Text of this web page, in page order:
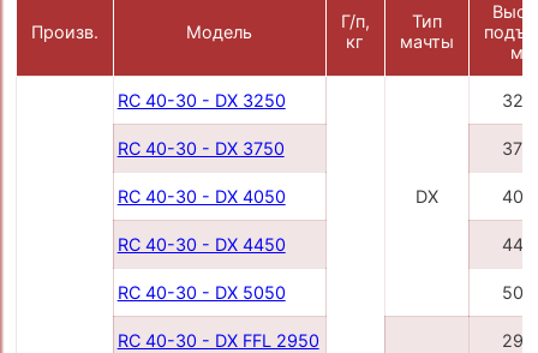
Произв. Модель
Г/п,
кг
Тип
мачты
мм
RC 40-30 - DX 3250
DX
RC 40-30 - DX 3750
RC 40-30 - DX 4050
RC 40-30 - DX 4450
RC 40-30 - DX 5050
RC 40-30 - DX FFL 2950